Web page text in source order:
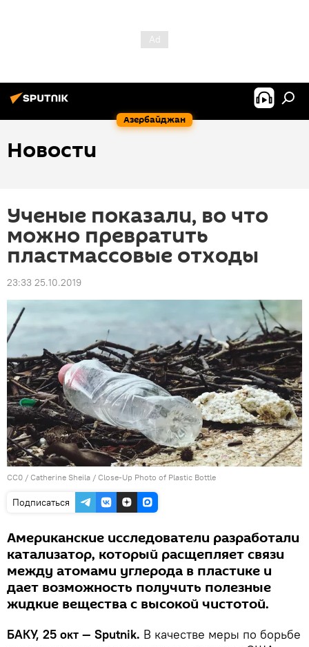
Азербайджан
Новости
Ученые показали, во что
можно превратить
пластмассовые отходы
23:33 25.10.2019
CC0 / Catherine Sheila / Close-Up Photo of Plastic Bottle
Подписаться
Американские исследователи разработали
катализатор, который расщепляет связи
между атомами углерода в пластике и
дает возможность получить полезные
жидкие вещества с высокой чистотой.
БАКУ, 25 окт — Sputnik. В качестве меры по борьбе